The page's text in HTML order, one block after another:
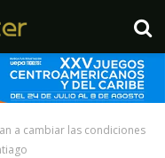
a cambiar las condiciones